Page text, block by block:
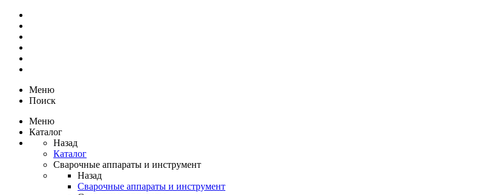
Меню
Поиск
Меню
Каталог
Назад
Каталог
Сварочные аппараты и инструмент
Назад
Сварочные аппараты и инструмент